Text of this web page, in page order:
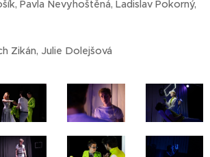
Pavla Nevyhoštěná, Ladislav Pokorný,
Zikán, Julie Dolejšová